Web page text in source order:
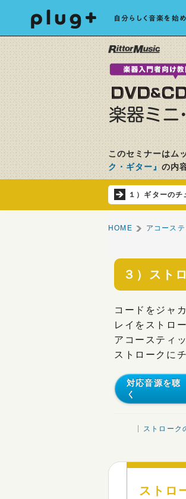
自分らしく音楽を始め
このセミナーはム
ク・ギター』 の内
１）ギターの
HOME アコース
３）スト
コードをジャ
レイをストロ
アコースティ
ストロークに
対応音源を聴
く
ストローク
ストロ